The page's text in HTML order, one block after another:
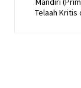
Telaah Kritis